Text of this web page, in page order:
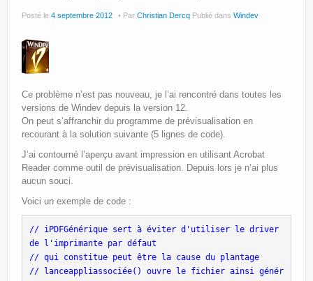
Posté le 4 septembre 2012 Par Christian Dercq Publié dans Windev
Ce problème n’est pas nouveau, je l’ai rencontré dans toutes les
versions de Windev depuis la version 12.
On peut s’affranchir du programme de prévisualisation en
recourant à la solution suivante (5 lignes de code).
J’ai contourné l’aperçu avant impression en utilisant Acrobat
Reader comme outil de prévisualisation. Depuis lors je n’ai plus
aucun souci.
Voici un exemple de code :
// iPDFGénérique sert à éviter d'utiliser le driver
de l'imprimante par défaut
// qui constitue peut être la cause du plantage
// lanceappliassociée() ouvre le fichier ainsi génér